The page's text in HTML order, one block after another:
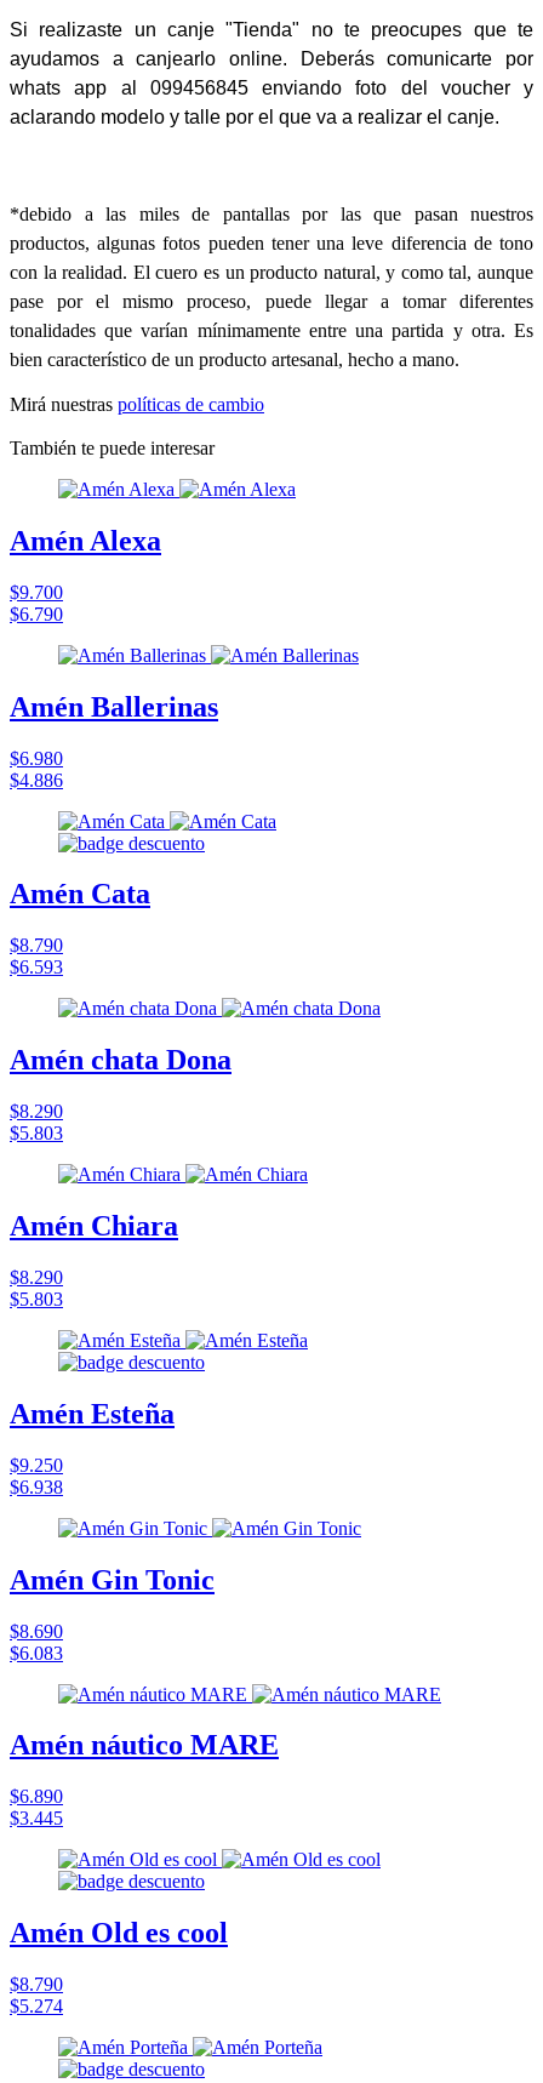
Si realizaste un canje "Tienda" no te preocupes que te
ayudamos a canjearlo online. Deberás comunicarte por
whats app al 099456845 enviando foto del voucher y
aclarando modelo y talle por el que va a realizar el canje.
*debido a las miles de pantallas por las que pasan nuestros
productos, algunas fotos pueden tener una leve diferencia de tono
con la realidad. El cuero es un producto natural, y como tal, aunque
pase por el mismo proceso, puede llegar a tomar diferentes
tonalidades que varían mínimamente entre una partida y otra. Es
bien característico de un producto artesanal, hecho a mano.
Mirá nuestras políticas de cambio
También te puede interesar
Amén Alexa
$9.700
$6.790
Amén Ballerinas
$6.980
$4.886
Amén Cata
$8.790
$6.593
Amén chata Dona
$8.290
$5.803
Amén Chiara
$8.290
$5.803
Amén Esteña
$9.250
$6.938
Amén Gin Tonic
$8.690
$6.083
Amén náutico MARE
$6.890
$3.445
Amén Old es cool
$8.790
$5.274